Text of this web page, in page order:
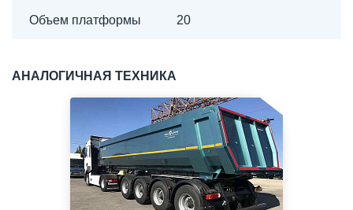
Объем платформы 20
АНАЛОГИЧНАЯ ТЕХНИКА